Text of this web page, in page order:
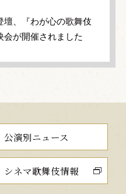
壇、『わが心の歌舞伎
会が開催されました
公演別ニュース
シネマ歌舞伎情報